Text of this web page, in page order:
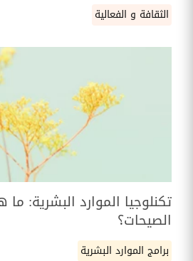
الثقافة و الفعالية
تكنلوجيا الموارد البشرية:
الصيحات؟
برامج الموارد البشرية